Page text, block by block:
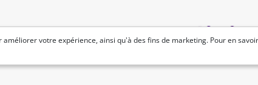
améliorer votre expérience, ainsi qu'à des fins de marketing. Pour en